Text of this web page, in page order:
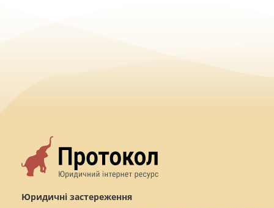
Юридичні застереження